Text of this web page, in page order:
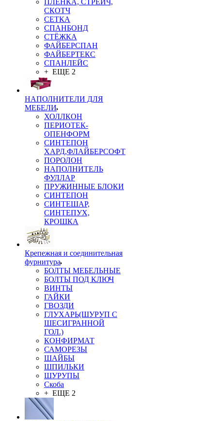
ПЛЁНКА, СТРЕЙЧ,
СКОТЧ
СЕТКА
СПАНБОНД
СТЁЖКА
ФАЙБЕРСПАН
ФАЙБЕРТЕКС
СПАНЛЕЙС
+ ЕЩЕ 2
НАПОЛНИТЕЛИ ДЛЯ
МЕБЕЛИ
ХОЛЛКОН
ПЕРИОТЕК-
ОПЕНФОРМ
СИНТЕПОН
ХАРД,ФЛАЙБЕРСОФТ
ПОРОЛОН
НАПОЛНИТЕЛЬ
ФУЛЛАР
ПРУЖИННЫЕ БЛОКИ
СИНТЕПОН
СИНТЕШАР,
СИНТЕПУХ,
КРОШКА
Крепежная и соединительная
фурнитура
БОЛТЫ МЕБЕЛЬНЫЕ
БОЛТЫ ПОД КЛЮЧ
ВИНТЫ
ГАЙКИ
ГВОЗДИ
ГЛУХАРЬ(ШУРУП С
ШЕСИГРАННОЙ
ГОЛ.)
КОНФИРМАТ
САМОРЕЗЫ
ШАЙБЫ
ШПИЛЬКИ
ШУРУПЫ
Скоба
+ ЕЩЕ 2